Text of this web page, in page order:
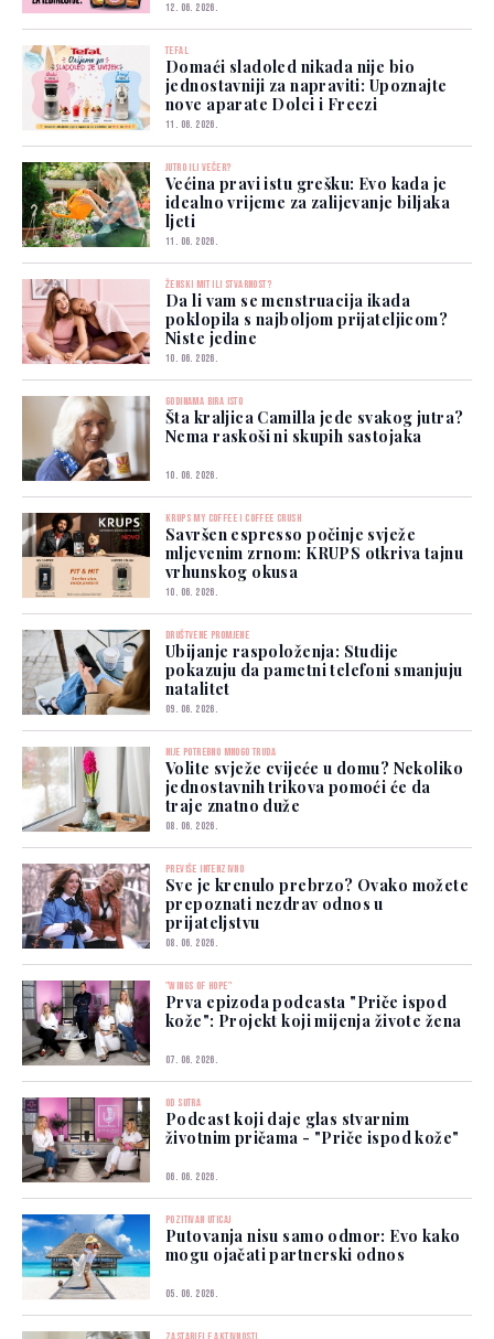
12. 06. 2026.
TEFAL
Domaći sladoled nikada nije bio
jednostavniji za napraviti: Upoznajte
nove aparate Dolci i Freezi
11. 06. 2026.
JUTRO ILI VEČER?
Većina pravi istu grešku: Evo kada je
idealno vrijeme za zalijevanje biljaka
ljeti
11. 06. 2026.
ŽENSKI MIT ILI STVARNOST?
Da li vam se menstruacija ikada
poklopila s najboljom prijateljicom?
Niste jedine
10. 06. 2026.
GODINAMA BIRA ISTO
Šta kraljica Camilla jede svakog jutra?
Nema raskoši ni skupih sastojaka
10. 06. 2026.
KRUPS MY COFFEE I COFFEE CRUSH
Savršen espresso počinje svježe
mljevenim zrnom: KRUPS otkriva tajnu
vrhunskog okusa
10. 06. 2026.
DRUŠTVENE PROMJENE
Ubijanje raspoloženja: Studije
pokazuju da pametni telefoni smanjuju
natalitet
09. 06. 2026.
NIJE POTREBNO MNOGO TRUDA
Volite svježe cvijeće u domu? Nekoliko
jednostavnih trikova pomoći će da
traje znatno duže
08. 06. 2026.
PREVIŠE INTENZIVNO
Sve je krenulo prebrzo? Ovako možete
prepoznati nezdrav odnos u
prijateljstvu
08. 06. 2026.
"WINGS OF HOPE"
Prva epizoda podcasta "Priče ispod
kože": Projekt koji mijenja živote žena
07. 06. 2026.
OD SUTRA
Podcast koji daje glas stvarnim
životnim pričama - "Priče ispod kože"
06. 06. 2026.
POZITIVAN UTICAJ
Putovanja nisu samo odmor: Evo kako
mogu ojačati partnerski odnos
05. 06. 2026.